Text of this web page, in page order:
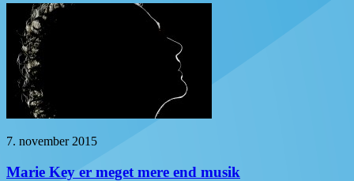
7. november 2015
Marie Key er meget mere end musik